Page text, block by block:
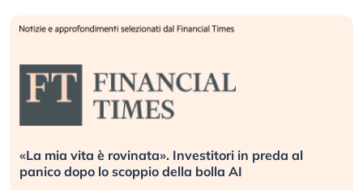
«La mia vita è rovinata». Investitori in preda al
panico dopo lo scoppio della bolla AI